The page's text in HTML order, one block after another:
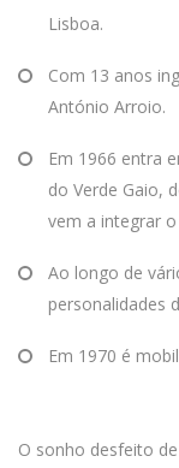
Lisboa.
Com 13 anos
António Arroio.
Em 1966 entra
do Verde Gaio,
vem a integrar
Ao longo de
personalidades
Em 1970 é
O sonho desfeito